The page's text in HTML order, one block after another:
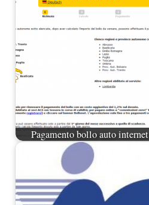
Pagamento bollo auto internet